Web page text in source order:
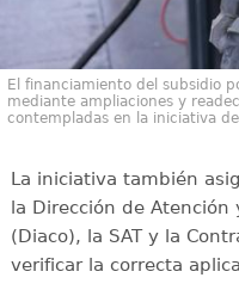
El financiamiento del subsidio
mediante ampliaciones y
contempladas en la iniciativa
La iniciativa también
la Dirección de Atención
(Diaco), la SAT y la
verificar la correcta